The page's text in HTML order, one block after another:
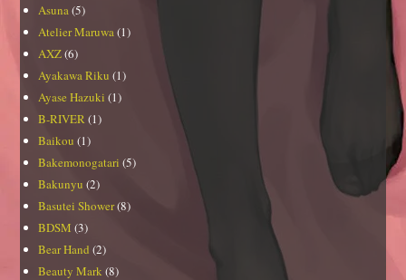
Asuna (5)
Atelier Maruwa (1)
AXZ(6)
Ayakawa Riku (1)
Ayase Hazuki (1)
B-RIVER (1)
Baikou (1)
Bakemonogatari (5)
Bakunyu (2)
Basutei Shower(8)
BDSM (3)
Bear Hand (2)
Beauty Mark (8)